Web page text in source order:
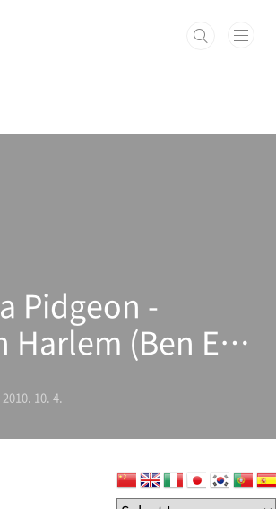
Pidgeon -
Harlem (Ben E.
2010. 10. 4.